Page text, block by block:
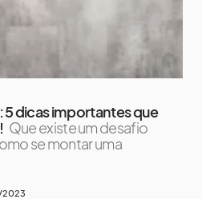
5 dicas importantes que
Que existe um desafio
se montar uma
2023